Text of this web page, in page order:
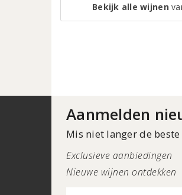
Bekijk alle wijnen
Aanmelden
Mis niet langer de
Exclusieve aanbiedingen
Nieuwe wijnen ontdekken